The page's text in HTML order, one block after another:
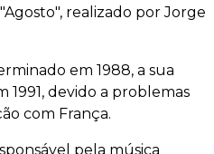
realizado por Jorge
em 1988, a sua
1991, devido a problemas
com França.
pela música